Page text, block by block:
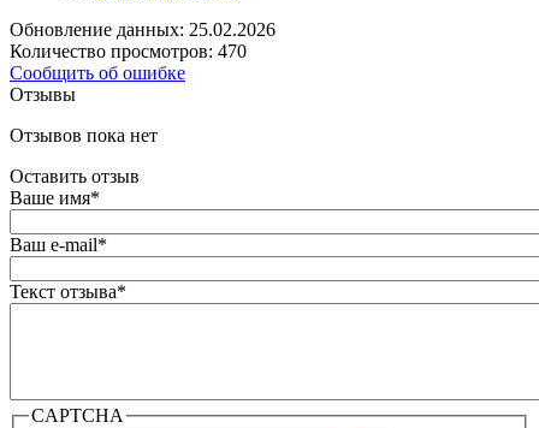
Обновление данных: 25.02.2026
Количество просмотров: 470
Сообщить об ошибке
Отзывы
Отзывов пока нет
Оставить отзыв
Ваше имя*
Ваш e-mail*
Текст отзыва*
CAPTCHA